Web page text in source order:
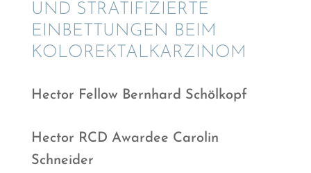
UND STRATI­FI­ZIERTE
EINBET­TUN­GEN BEIM
KOLOREKTALKARZINOM
Hector Fellow Bernhard Schölkopf
Hector RCD Awardee Carolin
Schneider